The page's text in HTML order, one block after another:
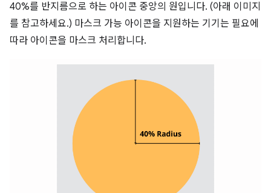
40%를 반지름으로 하는 아이콘 중앙의 원입니다. (아래 이미지
를 참고하세요.) 마스크 가능 아이콘을 지원하는 기기는 필요에
따라 아이콘을 마스크 처리합니다.